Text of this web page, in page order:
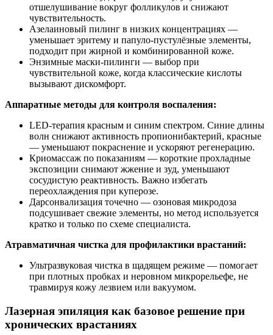
отшелушивание вокруг фолликулов и снижают
чувствительность.
Азелаиновый пилинг в низких концентрациях —
уменьшает эритему и папуло‑пустулёзные элементы,
подходит при жирной и комбинированной коже.
Энзимные маски‑пилинги — выбор при
чувствительной коже, когда классические кислоты
вызывают дискомфорт.
Аппаратные методы для контроля воспаления:
LED‑терапия красным и синим спектром. Синие длины
волн снижают активность пропионибактерий, красные
— уменьшают покраснение и ускоряют регенерацию.
Криомассаж по показаниям — короткие прохладные
экспозиции снимают жжение и зуд, уменьшают
сосудистую реактивность. Важно избегать
переохлаждения при куперозе.
Дарсонвализация точечно — озоновая микродоза
подсушивает свежие элементы, но метод используется
кратко и только по схеме специалиста.
Атравматичная чистка для профилактики врастаний:
Ультразвуковая чистка в щадящем режиме — помогает
при плотных пробках и неровном микрорельефе, не
травмируя кожу лезвием или вакуумом.
Лазерная эпиляция как базовое решение при
хронических врастаниях